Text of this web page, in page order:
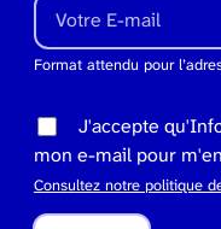
Format attendu pour
J'accepte
mon e-mail pour
Consultez notre politique